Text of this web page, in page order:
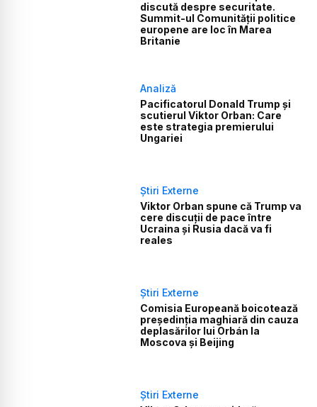
discută despre securitate.
Summit-ul Comunității politice
europene are loc în Marea
Britanie
Analiză
Pacificatorul Donald Trump și
scutierul Viktor Orban: Care
este strategia premierului
Ungariei
Știri Externe
Viktor Orban spune că Trump va
cere discuţii de pace între
Ucraina şi Rusia dacă va fi
reales
Știri Externe
Comisia Europeană boicotează
președinția maghiară din cauza
deplasărilor lui Orbán la
Moscova și Beijing
Știri Externe